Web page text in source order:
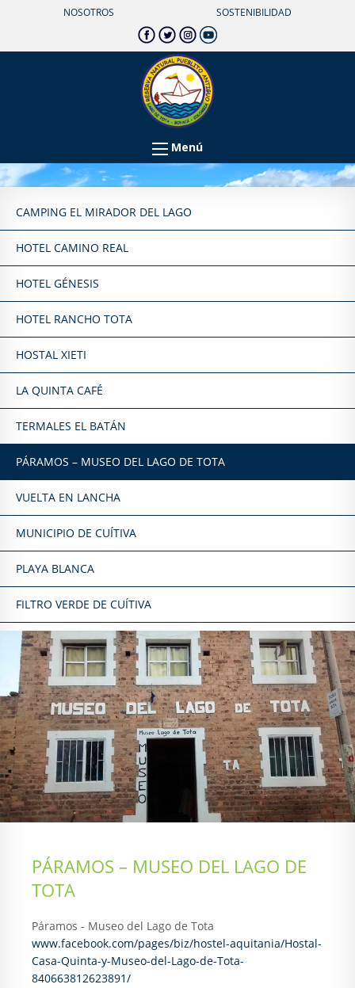
NOSOTROS SOSTENIBILIDAD
Menú
CAMPING EL MIRADOR DEL LAGO
HOTEL CAMINO REAL
HOTEL GÉNESIS
HOTEL RANCHO TOTA
HOSTAL XIETI
LA QUINTA CAFÉ
TERMALES EL BATÁN
PÁRAMOS – MUSEO DEL LAGO DE TOTA
VUELTA EN LANCHA
MUNICIPIO DE CUÍTIVA
PLAYA BLANCA
FILTRO VERDE DE CUÍTIVA
PÁRAMOS – MUSEO DEL LAGO DE
TOTA
Páramos - Museo del Lago de Tota
www.facebook.com/pages/biz/hostel-aquitania/Hostal-
Casa-Quinta-y-Museo-del-Lago-de-Tota-
840663812623891/